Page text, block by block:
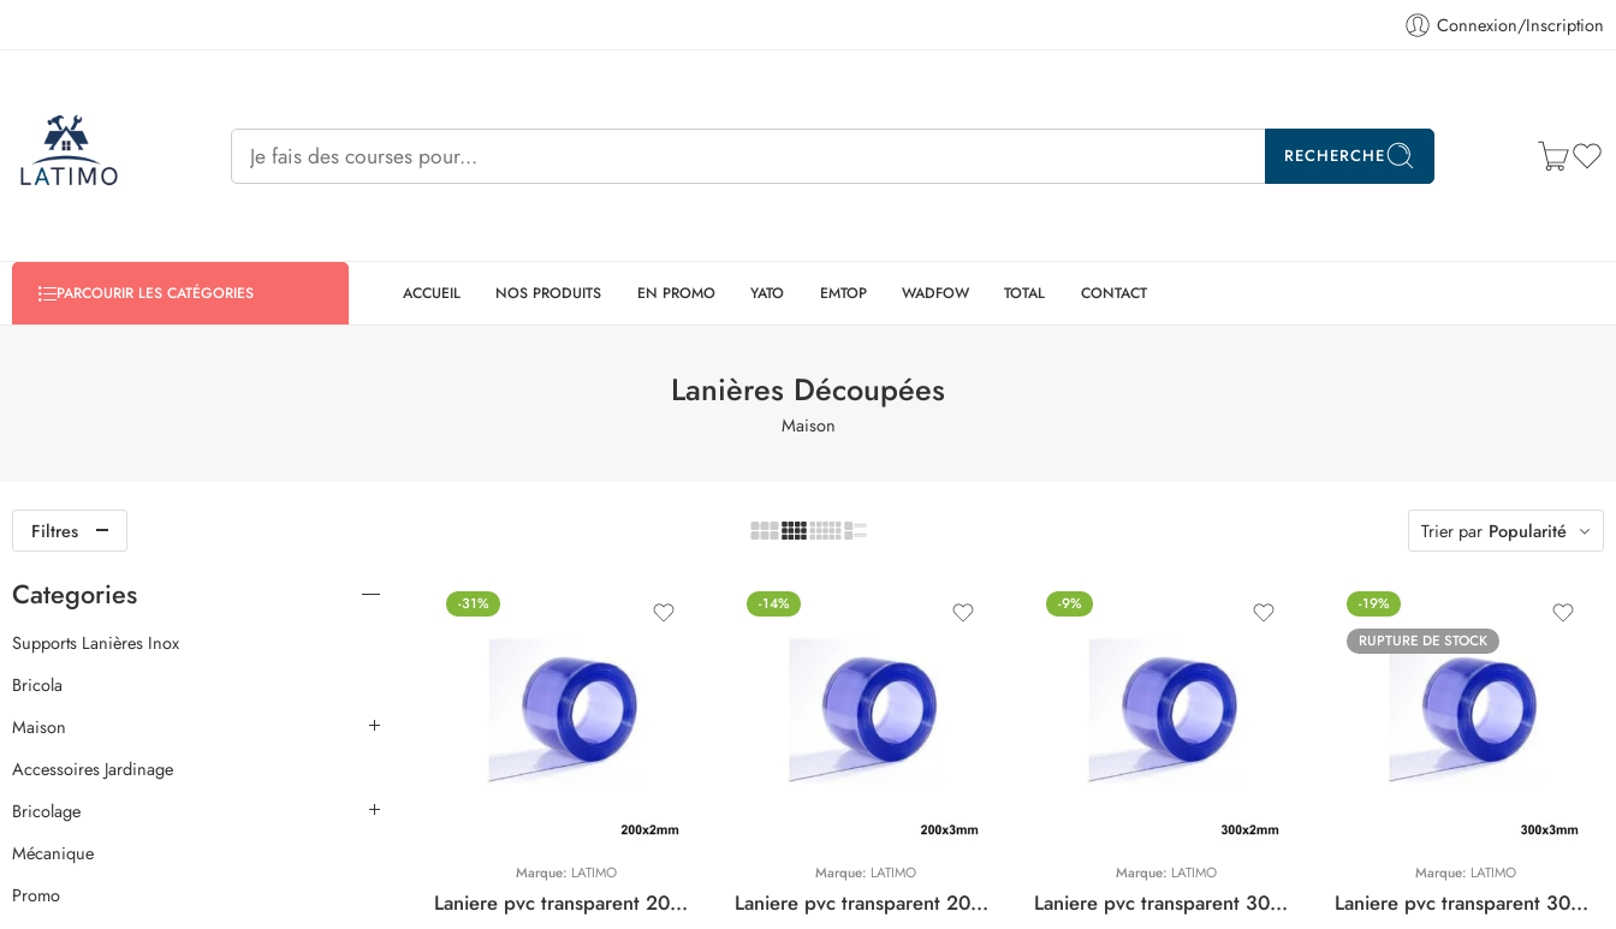
Connexion/Inscription
RECHERCHE
PARCOURIR LES CATÉGORIES ACCUEIL NOS PRODUITS EN PROMO YATO EMTOP WADFOW TOTAL CONTACT
Lanières Découpées
Maison
Filtres Trier par Popularité
-31%
Marque: LATIMO
Laniere pvc transparent 200x2mm 1 metre lineaire (ml) ARTL200
-14%
Marque: LATIMO
Laniere pvc transparent 200x3mm 1 metre lineaire (ml)
-9%
Marque: LATIMO
Laniere pvc transparent 300x2mm 1 metre lineaire (ml)
-19%
RUPTURE DE STOCK
Marque: LATIMO
Laniere pvc transparent 300x3mm 1 metre lineaire (ml)
Categories
Supports Lanières Inox
Bricola
Maison
Accessoires Jardinage
Bricolage
Mécanique
Promo